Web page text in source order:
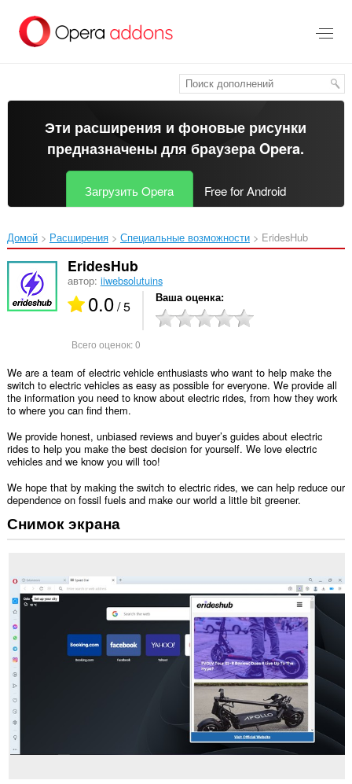
перейти
Эти расширения и фоновые рисунки
предназначены длябраузера Opera.
Загрузить Opera Free for Android
Домой Расширения Специальные возможности EridesHub‎
EridesHub
автор: iiwebsolutuins
0.0/ 5 Ваша оценка
Всего оценок:0
We are a team of electric vehicle enthusiasts who want to help make the
switch to electric vehicles as easy as possible for everyone. We provide all
the information you need to know about electric rides, from how they work
to where you can find them.
We provide honest, unbiased reviews and buyer’s guides about electric
rides to help you make the best decision for yourself. We love electric
vehicles and we know you will too!
We hope that by making the switch to electric rides, we can help reduce our
dependence on fossil fuels and make our world a little bit greener.
Снимок экрана